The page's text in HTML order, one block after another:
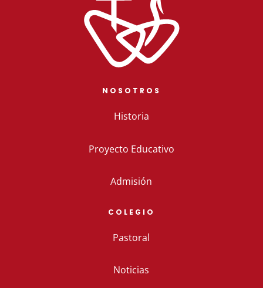
NOSOTROS
Historia
Proyecto Educativo
Admisión
COLEGIO
Pastoral
Noticias